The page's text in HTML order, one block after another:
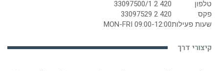
קיצורי דרך
Hotel Ambassador - Zlata